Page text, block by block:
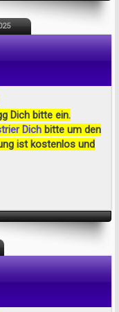
Dich bitte ein.
Dich bitte um den
ist kostenlos und